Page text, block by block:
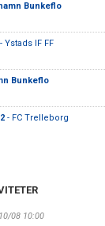
Bunkeflo
- Ystads IF FF
Bunkeflo
- FC Trelleborg
08 10:00